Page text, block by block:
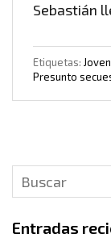
Sebastián
Etiquetas:
Presunto
Entradas